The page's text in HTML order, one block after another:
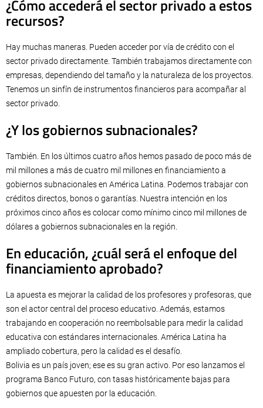
¿Cómo accederá el sector privado a estos
recursos?
Hay muchas maneras. Pueden acceder por vía de crédito con el
sector privado directamente. También trabajamos directamente con
empresas, dependiendo del tamaño y la naturaleza de los proyectos.
Tenemos un sinfín de instrumentos financieros para acompañar al
sector privado.
¿Y los gobiernos subnacionales?
También. En los últimos cuatro años hemos pasado de poco más de
mil millones a más de cuatro mil millones en financiamiento a
gobiernos subnacionales en América Latina. Podemos trabajar con
créditos directos, bonos o garantías. Nuestra intención en los
próximos cinco años es colocar como mínimo cinco mil millones de
dólares a gobiernos subnacionales en la región.
En educación, ¿cuál será el enfoque del
financiamiento aprobado?
La apuesta es mejorar la calidad de los profesores y profesoras, que
son el actor central del proceso educativo. Además, estamos
trabajando en cooperación no reembolsable para medir la calidad
educativa con estándares internacionales. América Latina ha
ampliado cobertura, pero la calidad es el desafío.
Bolivia es un país joven; ese es su gran activo. Por eso lanzamos el
programa Banco Futuro, con tasas históricamente bajas para
gobiernos que apuesten por la educación.